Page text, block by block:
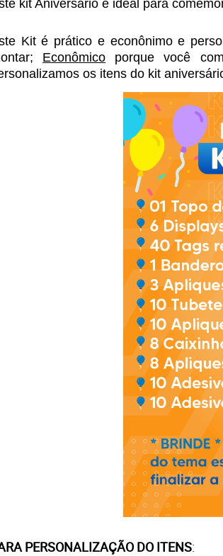
kit Aniversário é ideal para
Kit é prático e econônimo e
Econômico porque você
os itens do kit
PERSONALIZAÇÃO DO ITENS: